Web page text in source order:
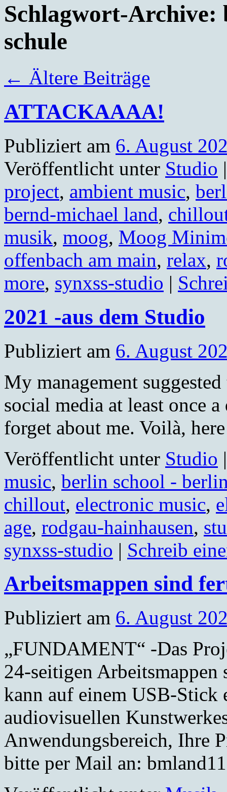
Schlagwort-Archive:
schule
← Ältere Beiträge
ATTACKAAAA!
Publiziert am 6. August
Veröffentlicht unter Studio |
project, ambient music,
bernd-michael land,
musik, moog, Moog
offenbach am main, relax,
more, synxss-studio |
2021 -aus dem Studio
Publiziert am 6. August
My management
social media at least once
forget about me. Voilà,
Veröffentlicht unter Studio |
music, berlin school -
chillout, electronic music,
age, rodgau-hainhausen,
synxss-studio | Schreib
Arbeitsmappen sind
Publiziert am 6. August
„FUNDAMENT“ -Das
24-seitigen
kann auf einem USB-Stick
audiovisuellen
Anwendungsbereich, Ihre
bitte per Mail an: